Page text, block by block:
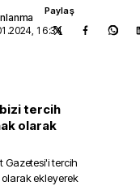
16:34
Paylaş
tercih
olarak
Gazetesi'i tercih
ekleyerek